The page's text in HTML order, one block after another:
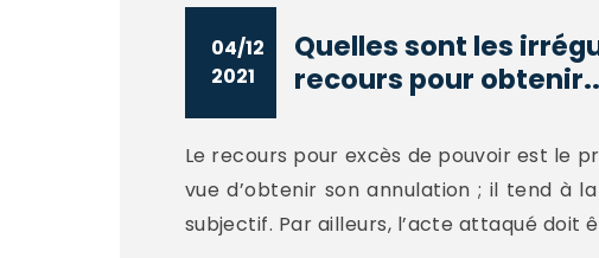
04/12
2021
Quelles sont les
recours pour
Le recours pour excès de pouvoir est le
vue d’obtenir son annulation ; il tend à
subjectif. Par ailleurs, l’acte attaqué doit